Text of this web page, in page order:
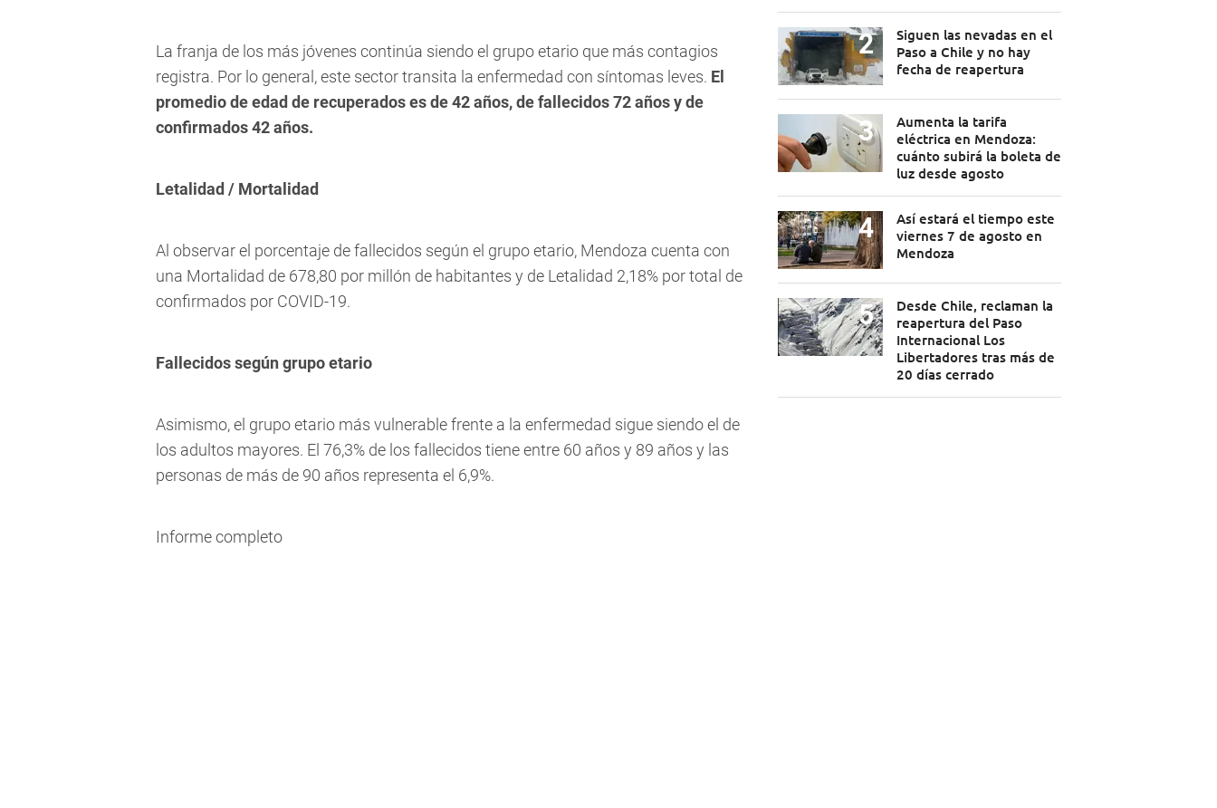
La franja de los más jóvenes continúa siendo el grupo etario que más contagios
registra. Por lo general, este sector transita la enfermedad con síntomas leves. El
promedio de edad de recuperados es de 42 años, de fallecidos 72 años y de
confirmados 42 años.
Letalidad / Mortalidad
Al observar el porcentaje de fallecidos según el grupo etario, Mendoza cuenta con
una Mortalidad de 678,80 por millón de habitantes y de Letalidad 2,18% por total de
confirmados por COVID-19.
Fallecidos según grupo etario
Asimismo, el grupo etario más vulnerable frente a la enfermedad sigue siendo el de
los adultos mayores. El 76,3% de los fallecidos tiene entre 60 años y 89 años y las
personas de más de 90 años representa el 6,9%.
Informe completo
Siguen las nevadas en el
Paso a Chile y no hay
fecha de reapertura
Aumenta la tarifa
eléctrica en Mendoza:
cuánto subirá la boleta de
luz desde agosto
Así estará el tiempo este
viernes 7 de agosto en
Mendoza
Desde Chile, reclaman la
reapertura del Paso
Internacional Los
Libertadores tras más de
20 días cerrado